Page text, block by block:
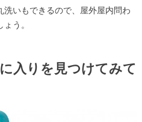
いもできるので、屋外屋内問わ
う。
入りを見つけてみて